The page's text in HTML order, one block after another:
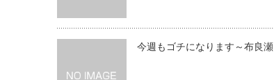
今週もゴチになります～布良瀬